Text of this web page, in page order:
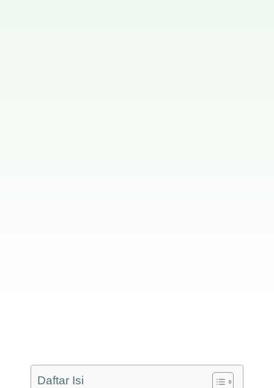
Daftar Isi